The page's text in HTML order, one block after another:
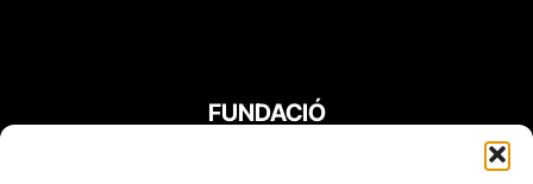
FUNDACIÓ